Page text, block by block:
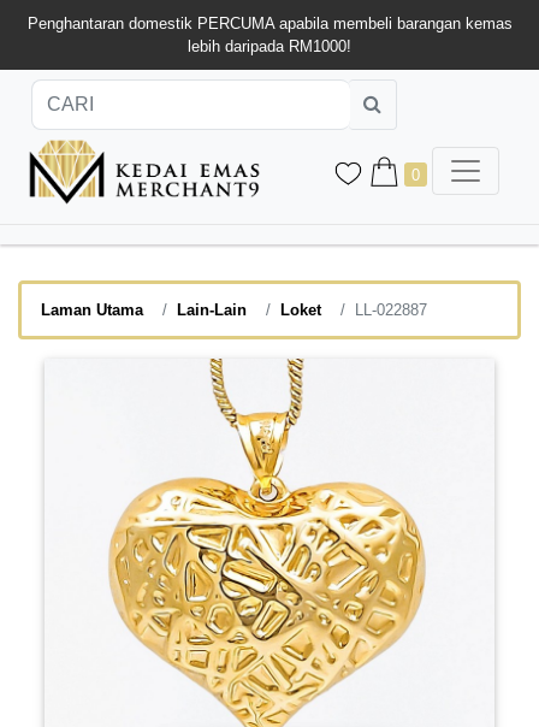
Penghantaran domestik PERCUMA apabila membeli barangan kemas
lebih daripada RM1000!
0
Laman Utama Lain-Lain Loket LL-022887